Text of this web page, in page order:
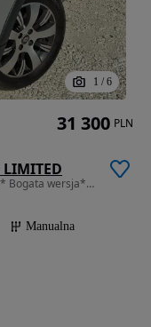
1 / 6
1197 cm3 • 118 KM • Salon Polska* 91.000km* Bogata wersja* 1,2benz
Manualna
31 300 PLN